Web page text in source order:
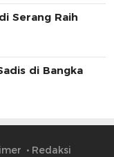
Serang Raih
di Bangka
Redaksi